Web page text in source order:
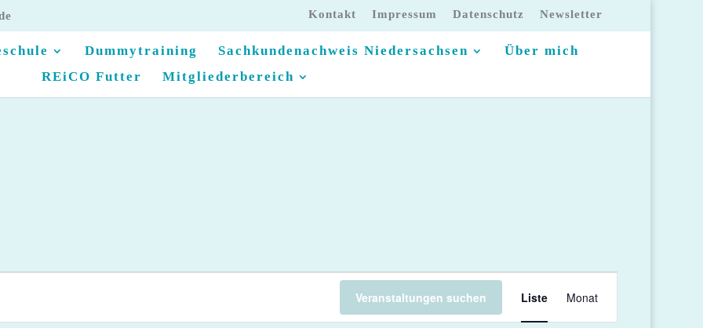
Kontakt Impressum Datenschutz Newsletter
Dummytraining Sachkundenachweis Niedersachsen
Über mich
REiCO Futter
Mitgliederbereich
Veranstaltungen suchen
Ansichten-
Navigation
Liste Monat